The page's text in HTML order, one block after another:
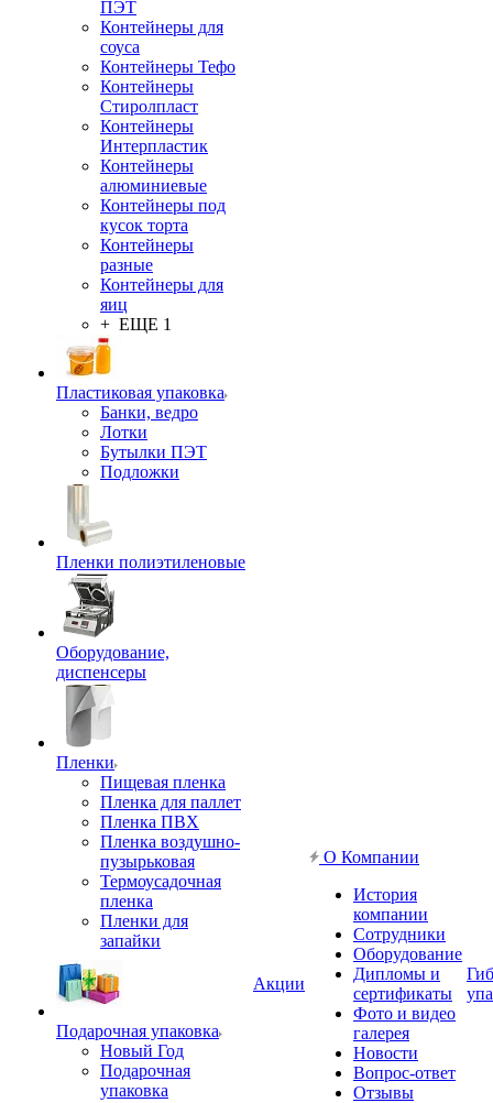
ПЭТ
Контейнеры для
соуса
Контейнеры Тефо
Контейнеры
Стиролпласт
Контейнеры
Интерпластик
Контейнеры
алюминиевые
Контейнеры под
кусок торта
Контейнеры
разные
Контейнеры для
яиц
+ ЕЩЕ 1
Пластиковая упаковка
Банки, ведро
Лотки
Бутылки ПЭТ
Подложки
Пленки полиэтиленовые
Оборудование,
диспенсеры
Пленки
Пищевая пленка
Пленка для паллет
Пленка ПВХ
Пленка воздушно-
пузырьковая
Термоусадочная
пленка
Пленки для
запайки
Подарочная упаковка
Новый Год
Подарочная
упаковка
Акции
О Компании
История
компании
Сотрудники
Оборудование
Дипломы и
сертификаты
Фото и видео
галерея
Новости
Вопрос-ответ
Отзывы